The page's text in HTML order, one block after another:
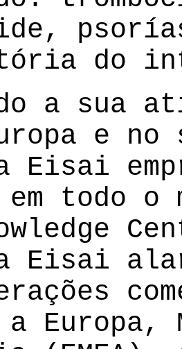
do
a sua
e no
Eisai
em todo
Eisai
Europa,